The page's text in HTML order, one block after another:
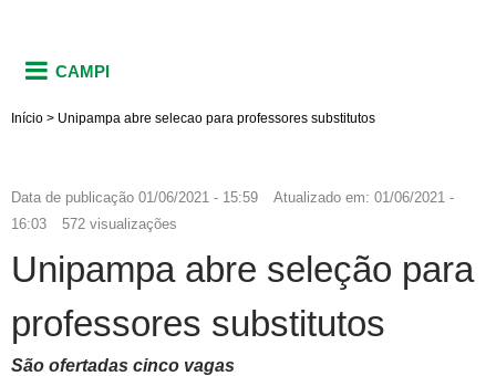
CAMPI
Início > Unipampa abre selecao para professores substitutos
Data de publicação 01/06/2021 - 15:59 Atualizado em: 01/06/2021 -
16:03
572 visualizações
Unipampa abre seleção para
professores substitutos
São ofertadas cinco vagas